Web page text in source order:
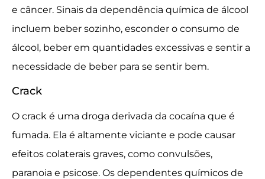
e câncer. Sinais da dependência química de álcool
incluem beber sozinho, esconder o consumo de
álcool, beber em quantidades excessivas e sentir a
necessidade de beber para se sentir bem.
Crack
O crack é uma droga derivada da cocaína que é
fumada. Ela é altamente viciante e pode causar
efeitos colaterais graves, como convulsões,
paranoia e psicose. Os dependentes químicos de